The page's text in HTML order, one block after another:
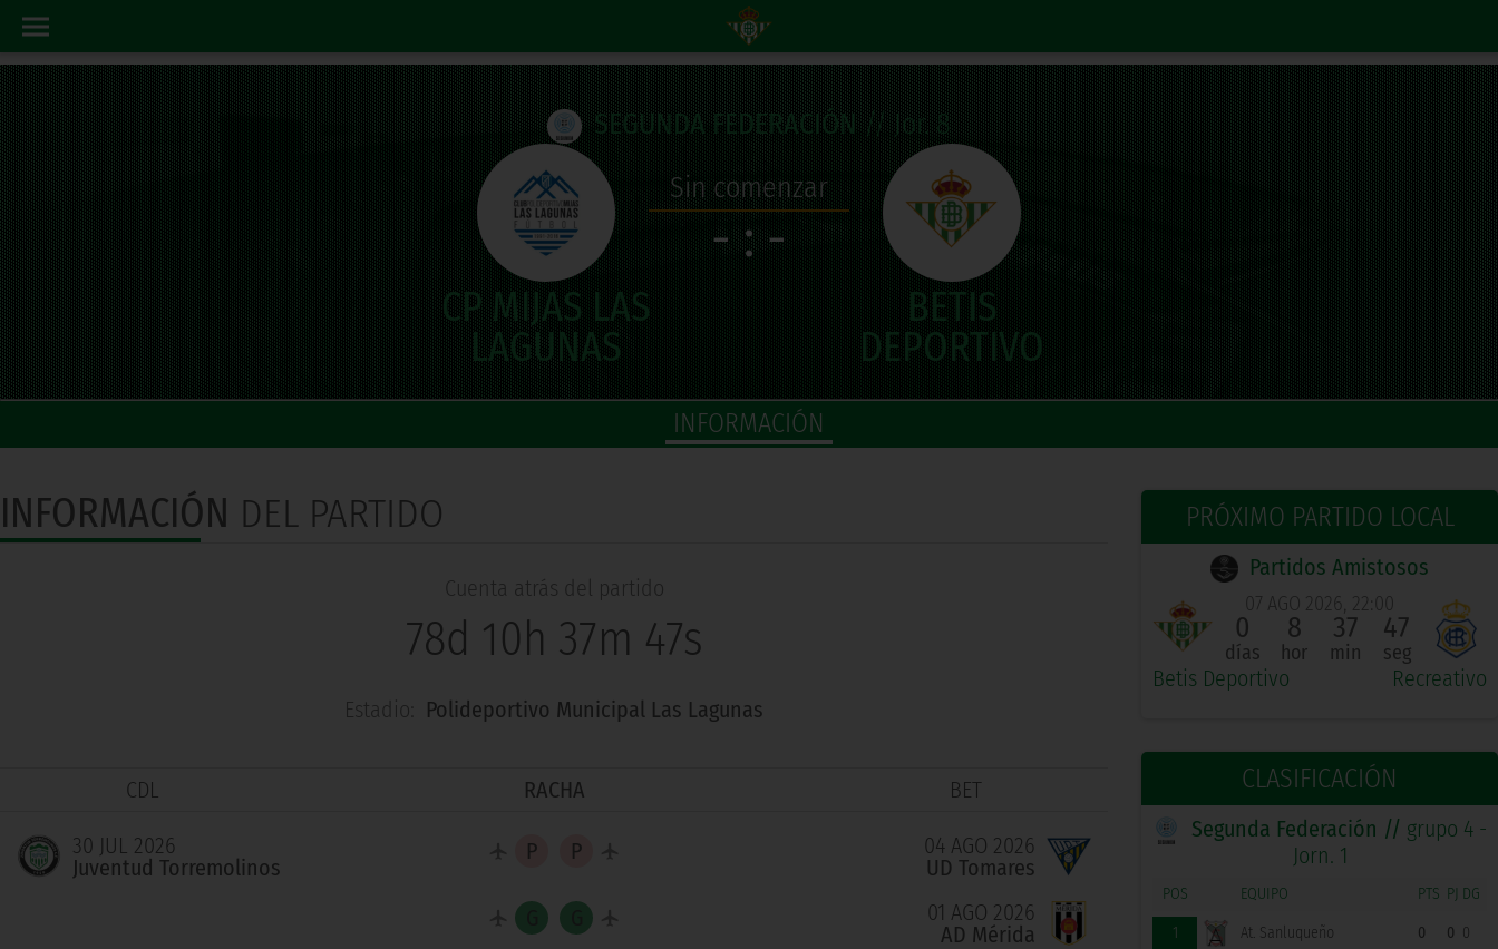
SEGUNDA FEDERACIÓN// Jor. 8
Sin comenzar
- : -
INFORMACIÓN
PRÓXIMO PARTIDO LOCAL
Partidos Amistosos
Betis Deportivo
07 AGO 2026, 22:00
0
días
8
hor
37
min
46
seg
Recreativo
CLASIFICACIÓN
Segunda Federación // grupo 4 -
Jorn. 1
POS EQUIPO PTS PJ DG
1 At. Sanluqueño 0 0 0
INFORMACIÓN DEL PARTIDO
Cuenta atrás del partido
78d 10h 37m 46s
Estadio: Polideportivo Municipal Las Lagunas
CDL RACHA BET
30 JUL 2026
Juventud Torremolinos
04 AGO 2026
UD Tomares
01 AGO 2026
AD Mérida